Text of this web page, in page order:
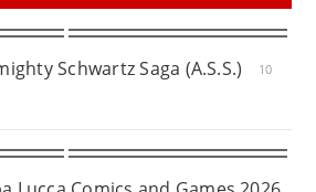
Schwartz Saga (A.S.S.)
10